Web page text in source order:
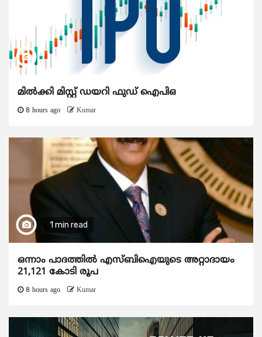
മിൽക്കി മിസ്റ്റ് ഡയറി ഫുഡ് ഐപിഒ
8 hours ago Kumar
1 min read
ഒന്നാം പാദത്തിൽ എസ്ബിഐയുടെ അറ്റാദായം
21,121 കോടി രൂപ
8 hours ago Kumar